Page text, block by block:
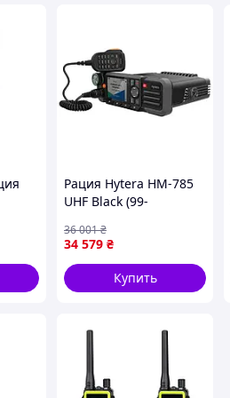
Рация Hytera HM-785
UHF Black (99-
34 579 ₴
36 001₴
Купить